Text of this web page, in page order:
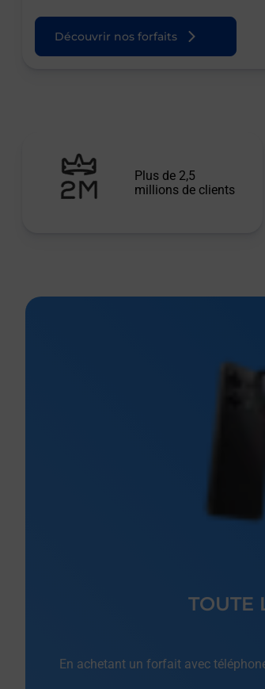
Découvrir nos forfaits
Plus de 2,5
millions de clients
TOUTE
En achetant un forfait avec